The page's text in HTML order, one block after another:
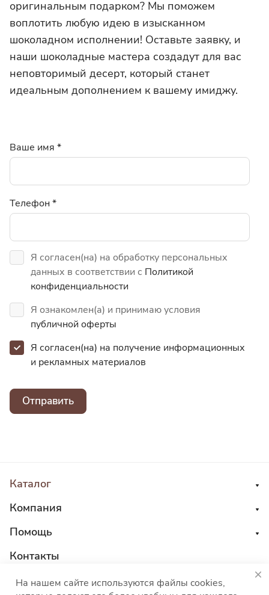
оригинальным подарком? Мы поможем
воплотить любую идею в изысканном
шоколадном исполнении! Оставьте заявку, и
наши шоколадные мастера создадут для вас
неповторимый десерт, который станет
идеальным дополнением к вашему имиджу.
Ваше имя *
Телефон*
Я согласен(на) на обработку персональных
данных в соответствии с Политикой
конфиденциальности
Я ознакомлен(а) и принимаю условия
публичной оферты
Я согласен(на) на получение информационных
и рекламных материалов
Отправить
Каталог
Компания
Помощь
Контакты
8 800 555 45 04
На нашем сайте используются файлы cookies,